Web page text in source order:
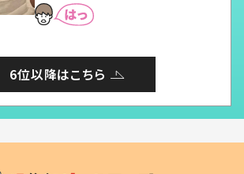
6位以降はこちら